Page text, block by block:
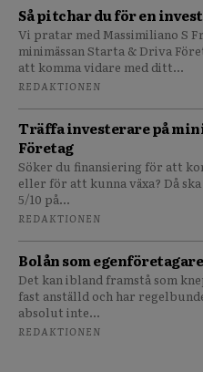
Så pitchar du för en
Vi pratar med Massimiliano S
minimässan Starta & Driva
att komma vidare med ditt...
REDAKTIONEN
Träffa investerare på
Företag
Söker du finansiering för att
eller för att kunna växa? Då
5/10 på...
REDAKTIONEN
Bolån som
Det kan ibland framstå som
fast anställd och har
absolut inte...
REDAKTIONEN